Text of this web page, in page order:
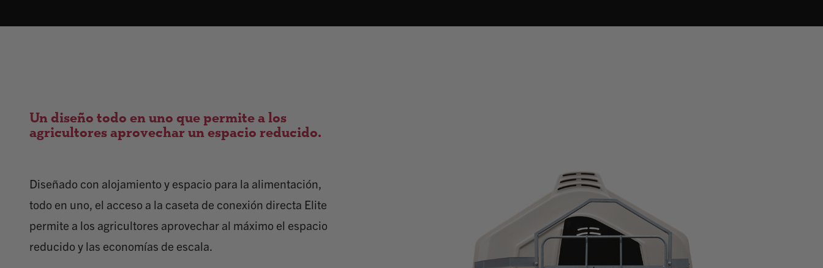
Un diseño todo en uno que permite a los
agricultores aprovechar un espacio reducido.
Diseñado con alojamiento y espacio para la alimentación,
todo en uno, el acceso a la caseta de conexión directa Elite
permite a los agricultores aprovechar al máximo el espacio
reducido y las economías de escala.